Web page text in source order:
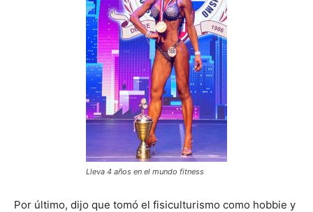
Lleva 4 años en el mundo fitness
Por último, dijo que tomó el fisiculturismo como hobbie y